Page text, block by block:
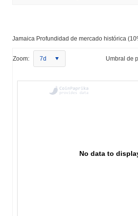
Jamaica Profundidad de mercado histórica
Zoom: 7d Umbral de
No data to